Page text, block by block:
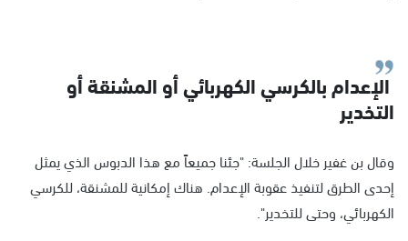
الإعدام بالكرسي الكهربائي أو المشنقة أو
التخدير
وقال بن غفير خلال الجلسة: "جئنا جميعاً مع هذا الدبوس الذي يمثل
إحدى الطرق لتنفيذ عقوبة الإعدام. هناك إمكانية للمشنقة، للكرسي
الكهربائي، وحتى للتخدير".